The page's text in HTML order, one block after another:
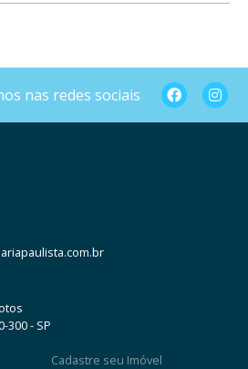
nas redes sociais
300 - SP
Cadastre seu Imóvel